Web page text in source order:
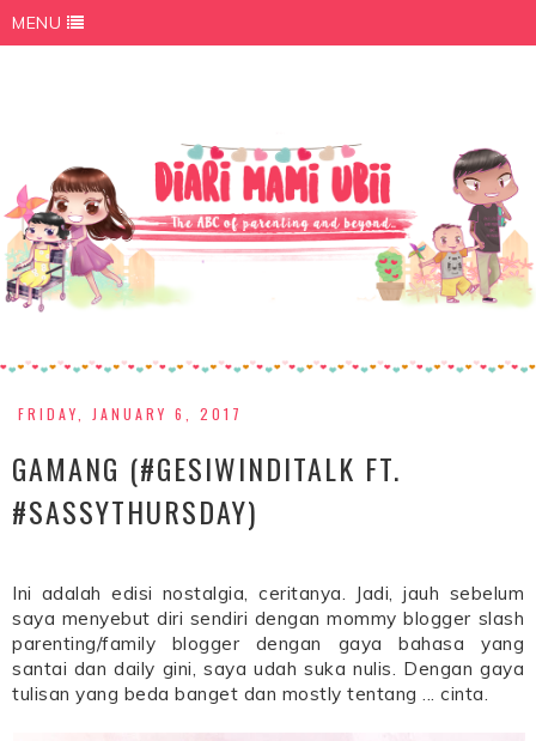
MENU
FRIDAY, JANUARY 6, 2017
GAMANG (#GESIWINDITALK FT.
#SASSYTHURSDAY)
Ini adalah edisi nostalgia, ceritanya. Jadi, jauh sebelum
saya menyebut diri sendiri dengan mommy blogger slash
parenting/family blogger dengan gaya bahasa yang
santai dan daily gini, saya udah suka nulis. Dengan gaya
tulisan yang beda banget dan mostly tentang ... cinta.